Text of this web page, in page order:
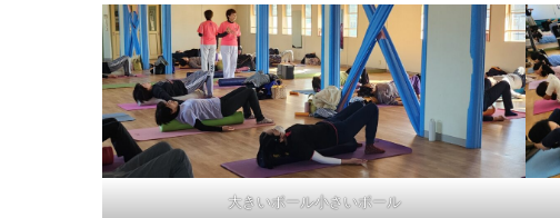
大きいポール小さいポール